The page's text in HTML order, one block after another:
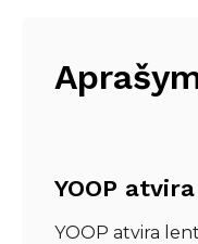
YOOP
YOOP atvira